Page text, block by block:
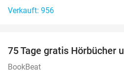
Verkauft: 956
75 Tage gratis Hörbücher
BookBeat